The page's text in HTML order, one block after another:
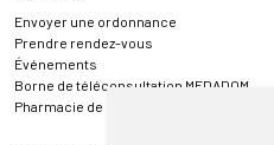
Envoyer une ordonnance
Prendre rendez-vous
Événements
Borne de téléconsultation MEDADOM
Pharmacie de garde